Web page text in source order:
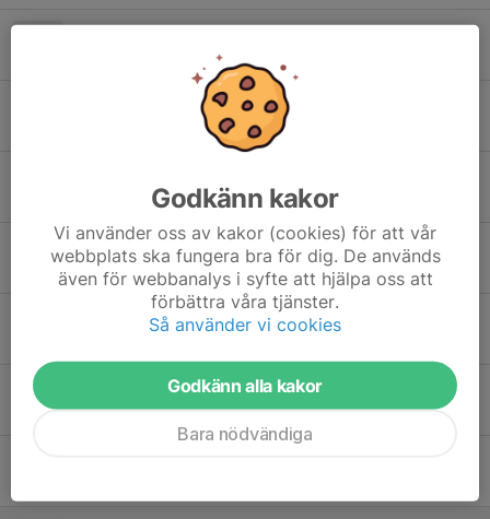
Påminnelse om viktigt möte, 29/8
Tidningsutdelning
2 maj 2024
Utvärdering ICA loppet och Sprinten
Viktigt möte inför ICA loppet
16 jan 2024
Godkänn kakor
Vi använder oss av kakor (cookies) för att vår
webbplats ska fungera bra för dig. De används
även för webbanalys i syfte att hjälpa oss att
förbättra våra tjänster.
Så använder vi cookies
Godkänn alla kakor
Bara nödvändiga